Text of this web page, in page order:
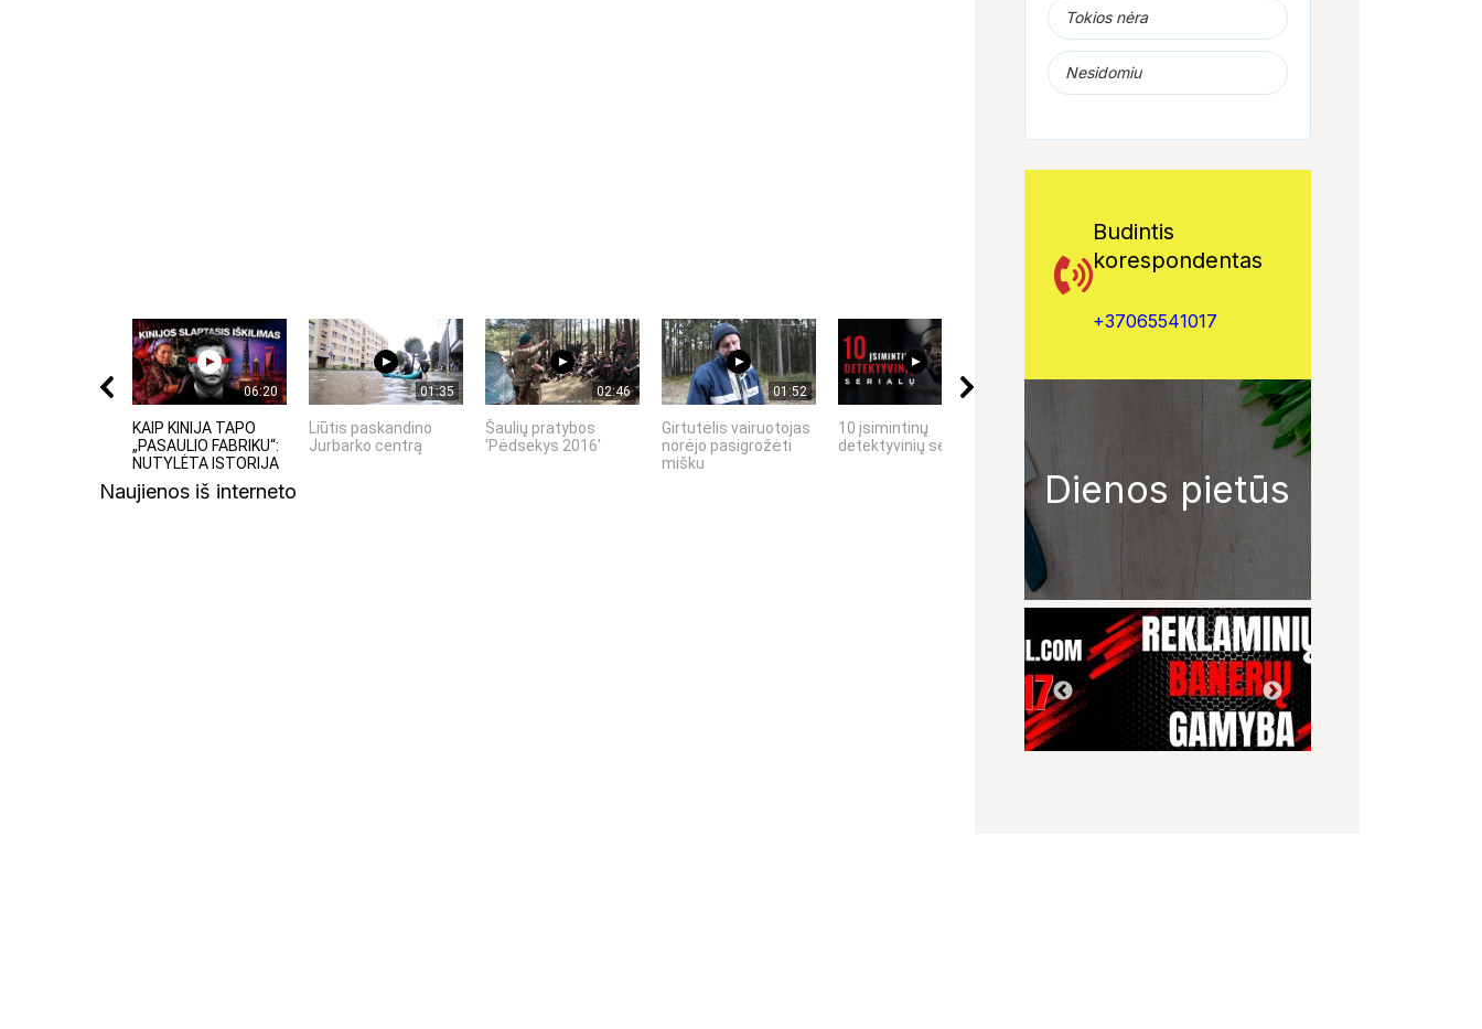
06:20
KAIP KINIJA TAPO
„PASAULIO FABRIKU“:
NUTYLĖTA ISTORIJA
01:35
Liūtis paskandino
Jurbarko centrą
02:46
Šaulių pratybos
'Pėdsekys 2016'
01:52
Girtutėlis vairuotojas
norėjo pasigrožėti
mišku
12:25
10 įsimintinų
detektyvinių serialų
sprunka automobiliu
08:40
VIENINTELIS LIETUVIŲ
KILMĖS NASA
ASTRONAUTAS
Naujienos iš interneto
Tokios nėra
Nesidomiu
Budintis
korespondentas
+37065541017
Dienos pietūs